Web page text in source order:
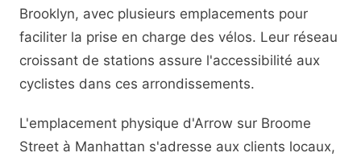
Brooklyn, avec plusieurs emplacements pour
faciliter la prise en charge des vélos. Leur réseau
croissant de stations assure l'accessibilité aux
cyclistes dans ces arrondissements.
L'emplacement physique d'Arrow sur Broome
Street à Manhattan s'adresse aux clients locaux,